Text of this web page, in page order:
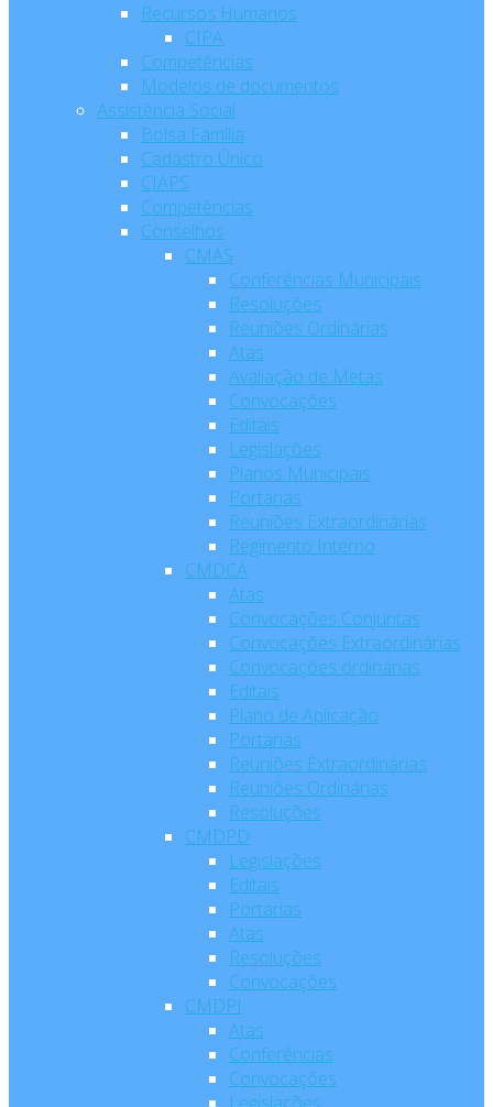
Recursos Humanos
CIPA
Competências
Modelos de documentos
Assistência Social
Bolsa Família
Cadastro Único
CIAPS
Competências
Conselhos
CMAS
Conferências Municipais
Resoluções
Reuniões Ordinárias
Atas
Avaliação de Metas
Convocações
Editais
Legislações
Planos Municipais
Portarias
Reuniões Extraordinárias
Regimento Interno
CMDCA
Atas
Convocações Conjuntas
Convocações Extraordinárias
Convocações ordinárias
Editais
Plano de Aplicação
Portarias
Reuniões Extraordinárias
Reuniões Ordinárias
Resoluções
CMDPD
Legislações
Editais
Portarias
Atas
Resoluções
Convocações
CMDPI
Atas
Conferências
Convocações